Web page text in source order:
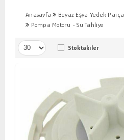
Anasayfa Beyaz Eşya Yedek Parça
Pompa Motoru - Su Tahliye
Stoktakiler